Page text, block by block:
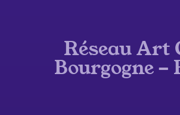
Réseau Art
Bourgogne -